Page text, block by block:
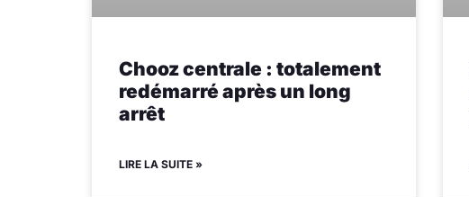
Chooz centrale : totalement
redémarré après un long
arrêt
LIRE LA SUITE »